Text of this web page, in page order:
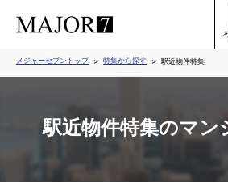
メジャーセブントップ 特集から探す 駅近物件特集
駅近物件特集のマン